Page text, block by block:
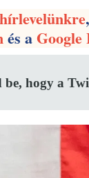
hírlevelünkre
és a
be, hogy a